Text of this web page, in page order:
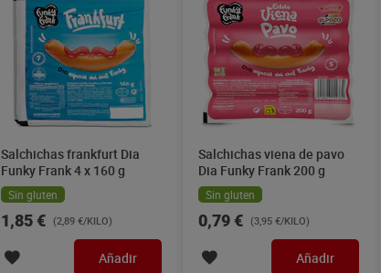
Salchichas frankfurt Dia
Funky Frank 4 x 160 g
Sin gluten
1,85 € (2,89 €/KILO)
Añadir
Salchichas viena de pavo
Dia Funky Frank 200 g
Sin gluten
0,79 € (3,95 €/KILO)
Añadir